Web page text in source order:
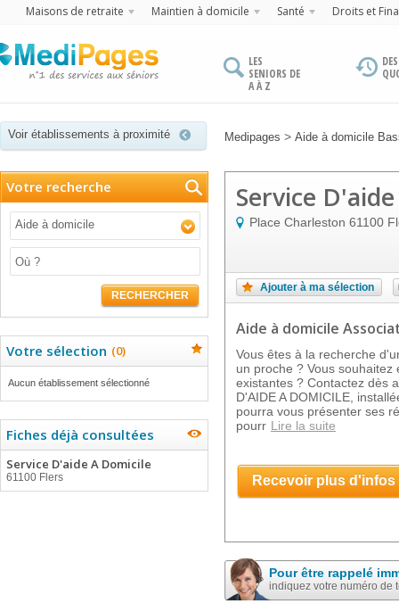
Maisons de retraite Maintien à domicile Santé Droits et
LES
SENIORS DE
A À Z
Voir établissements à proximité Medipages > Aide à domicile
Votre recherche
Aide à domicile
RECHERCHER
Votre sélection (0)
Aucun établissement sélectionné
Fiches déjà consultées
Service D'aide A Domicile
61100 Flers
Service
Place Charleston 61100
Ajouter à ma sélection
Aide à domicile
Vous êtes à la recherche
un proche ? Vous
existantes ? Contactez dès
D'AIDE A DOMICILE,
pourra vous présenter ses
pourr Lire la suite
Recevoir plus d'infos
Pour être rappelé
indiquez votre numéro de